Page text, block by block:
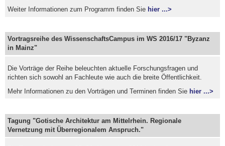
Weiter Informationen zum Programm finden Sie hier ...>
Vortragsreihe des WissenschaftsCampus im WS 2016/17 "Byzanz
in Mainz"
Die Vorträge der Reihe beleuchten aktuelle Forschungsfragen und
richten sich sowohl an Fachleute wie auch die breite Öffentlichkeit.
Mehr Informationen zu den Vorträgen und Terminen finden Sie hier ...>
Tagung "Gotische Architektur am Mittelrhein. Regionale
Vernetzung mit Überregionalem Anspruch."